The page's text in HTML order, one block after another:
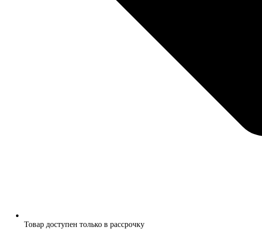
Товар доступен только в рассрочку